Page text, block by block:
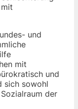
und
mit
und
sich sowohl
der